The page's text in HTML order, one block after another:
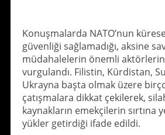
Konuşmalarda NATO’nun
güvenliği sağlamadığı, aksine
müdahalelerin önemli
vurgulandı. Filistin, Kürdistan,
Ukrayna başta olmak üzere
çatışmalara dikkat çekilerek,
kaynakların emekçilerin sırtına
yükler getirdiği ifade edildi.